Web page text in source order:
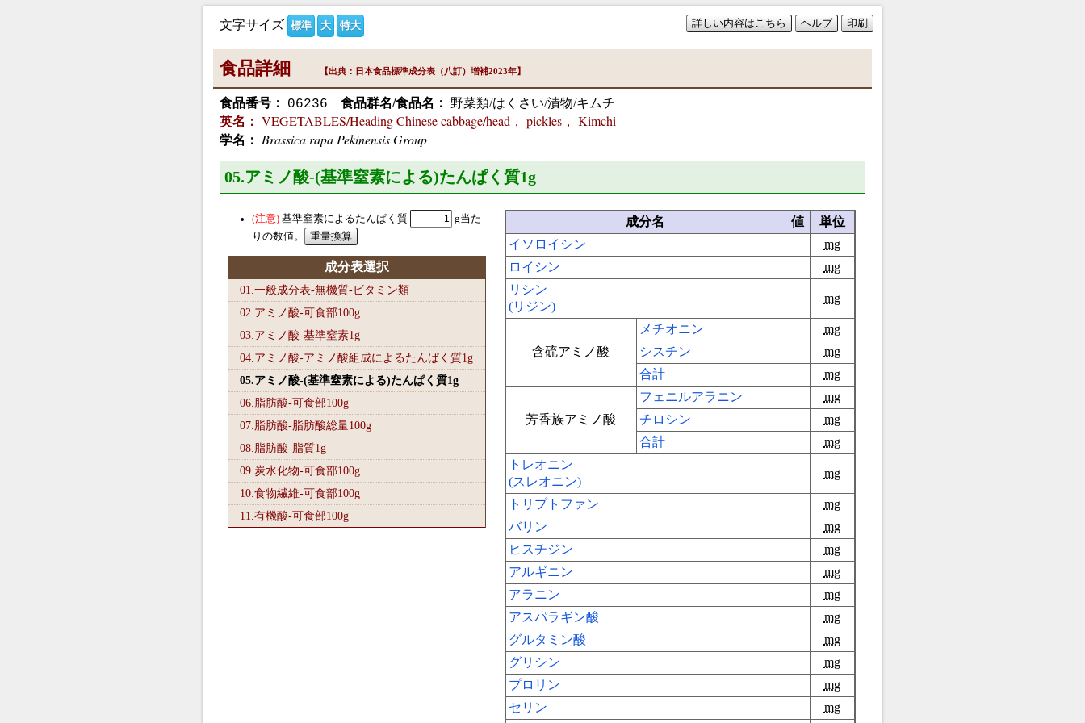
詳しい内容はこちら ヘルプ 印刷
文字サイズ 標準 大 特大
食品詳細 【出典：日本食品標準成分表（八訂）増補2023年】
食品番号： 06236 食品群名/食品名：
野菜類/はくさい/漬物/キムチ
英名： VEGETABLES/Heading Chinese cabbage/head， pickles， Kimchi
学名： Brassica rapa Pekinensis Group
05.アミノ酸-(基準窒素による)たんぱく質1g
基準窒素によるたんぱく質
g当た
りの数値。
成分表選択
01.一般成分表-無機質-ビタミン類
02.アミノ酸-可食部100g
03.アミノ酸-基準窒素1g
04.アミノ酸-アミノ酸組成によるたんぱく質1g
05.アミノ酸-(基準窒素による)たんぱく質1g
06.脂肪酸-可食部100g
07.脂肪酸-脂肪酸総量100g
08.脂肪酸-脂質1g
09.炭水化物-可食部100g
10.食物繊維-可食部100g
11.有機酸-可食部100g
成分名 値
単位
イソロイシン
mg
ロイシン
mg
リシン
(リジン)
mg
含硫アミノ酸
メチオニン
mg
シスチン
mg
合計
mg
芳香族アミノ酸
フェニルアラニン
mg
チロシン
mg
合計
mg
トレオニン
(スレオニン)
mg
トリプトファン
mg
バリン
mg
ヒスチジン
mg
アルギニン
mg
アラニン
mg
アスパラギン酸
mg
グルタミン酸
mg
グリシン
mg
プロリン
mg
セリン
mg